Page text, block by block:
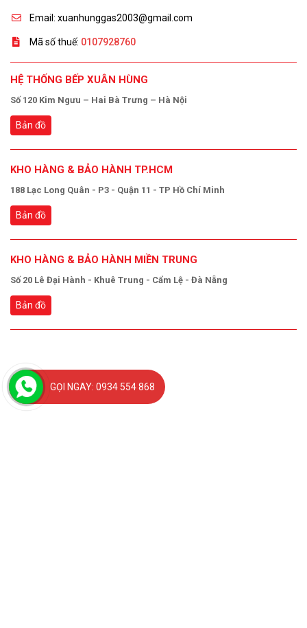
Email: xuanhunggas2003@gmail.com
Mã số thuế: 0107928760
HỆ THỐNG BẾP XUÂN HÙNG
Số 120 Kim Ngưu – Hai Bà Trưng – Hà Nội
Bản đồ
KHO HÀNG & BẢO HÀNH TP.HCM
188 Lạc Long Quân - P3 - Quận 11 - TP Hồ Chí Minh
Bản đồ
KHO HÀNG & BẢO HÀNH MIỀN TRUNG
Số 20 Lê Đại Hành - Khuê Trung - Cẩm Lệ - Đà Nẵng
Bản đồ
GỌI NGAY: 0934 554 868